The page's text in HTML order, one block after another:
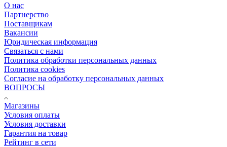
О нас
Партнерство
Поставщикам
Вакансии
Юридическая информация
Связаться с нами
Политика обработки персональных данных
Политика cookies
Согласие на обработку персональных данных
ВОПРОСЫ
Магазины
Условия оплаты
Условия доставки
Гарантия на товар
Рейтинг в сети